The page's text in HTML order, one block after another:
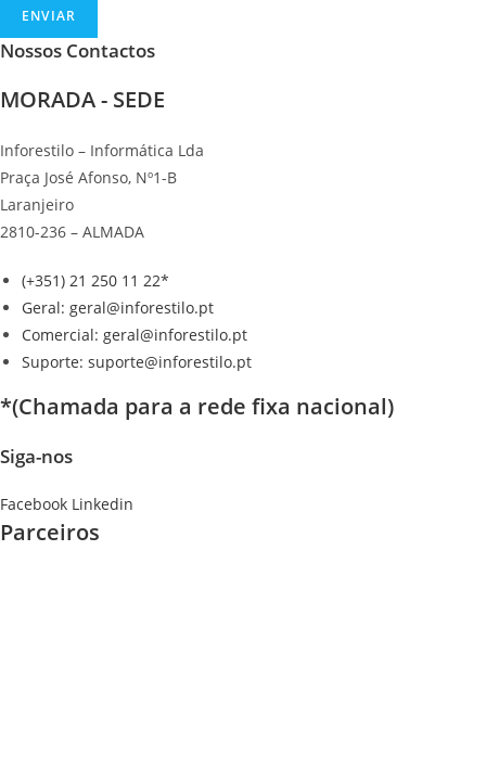
ENVIAR
Nossos Contactos
MORADA - SEDE
Inforestilo – Informática Lda
Praça José Afonso, Nº1-B
Laranjeiro
2810-236 – ALMADA
(+351) 21 250 11 22*
Geral: geral@inforestilo.pt
Comercial: geral@inforestilo.pt
Suporte: suporte@inforestilo.pt
*(Chamada para a rede fixa nacional)
Siga-nos
Facebook Linkedin
Parceiros